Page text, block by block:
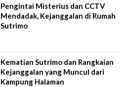
Pengintai Misterius dan CCTV
Mendadak, Kejanggalan di Rumah
Sutrimo
Kematian Sutrimo dan Rangkaian
Kejanggalan yang Muncul dari
Kampung Halaman